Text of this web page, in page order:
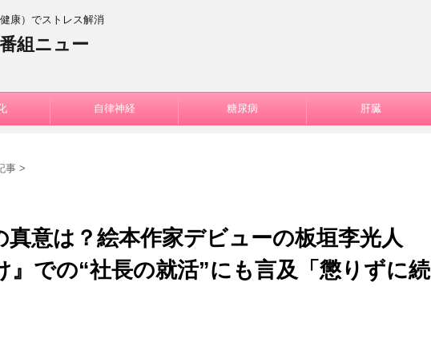
康）でストレス解消
組ニュー
自律神経 糖尿病 肝臓
事 >
真意は？絵本作家デビューの板垣李光人
』での“社長の就活”にも言及「懲りずに続